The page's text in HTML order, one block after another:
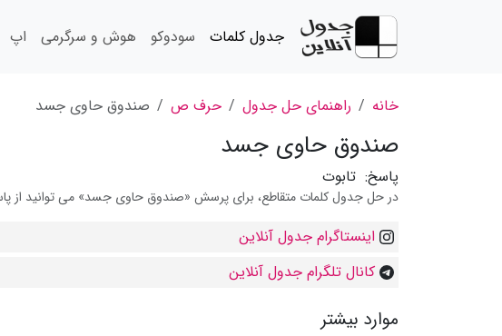
جدول کلمات سودوکو هوش و سرگرمی اپ
خانه راهنمای حل جدول حرف ص صندوق حاوی جسد
صندوق حاوی جسد
پاسخ: تابوت
در حل جدول کلمات متقاطع، برای پرسش «صندوق حاوی جسد» می توانید از
اینستاگرام جدول آنلاین
کانال تلگرام جدول آنلاین
موارد بیشتر